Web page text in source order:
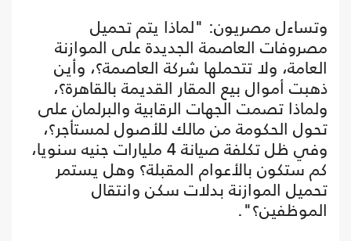
وتساءل مصريون: "لماذا يتم تحميل
مصروفات العاصمة الجديدة على الموازنة
العامة، ولا تتحملها شركة العاصمة؟، وأين
ذهبت أموال بيع المقار القديمة بالقاهرة؟،
ولماذا تصمت الجهات الرقابية والبرلمان على
تحول الحكومة من مالك للأصول لمستأجر؟،
وفي ظل تكلفة صيانة 4 مليارات جنيه سنويا،
كم ستكون بالأعوام المقبلة؟ وهل يستمر
تحميل الموازنة بدلات سكن وانتقال
الموظفين؟".